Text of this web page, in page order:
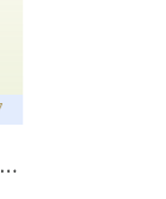
Интересные и познавательные гифки (17 гифок)..